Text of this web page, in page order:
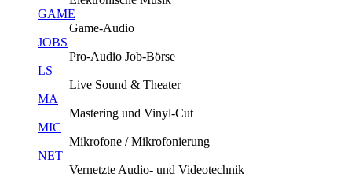
GAME
Game-Audio
JOBS
Pro-Audio Job-Börse
LS
Live Sound & Theater
MA
Mastering und Vinyl-Cut
MIC
Mikrofone / Mikrofonierung
NET
Vernetzte Audio- und Videotechnik